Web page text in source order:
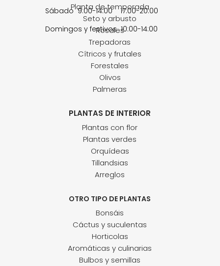
Sábado 9:00-14:00 17:00-20:00
Domingos y festivos 10:00-14:00
Planta de temporada
Seto y arbusto
Rosales
Trepadoras
Cítricos y frutales
Forestales
Olivos
Palmeras
PLANTAS DE INTERIOR
Plantas con flor
Plantas verdes
Orquídeas
Tillandsias
Arreglos
OTRO TIPO DE PLANTAS
Bonsáis
Cáctus y suculentas
Horticolas
Aromáticas y culinarias
Bulbos y semillas